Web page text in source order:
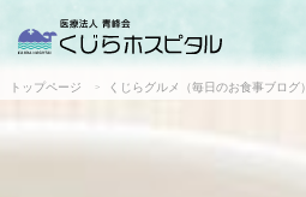
トップページ くじらグルメ（毎日のお食事ブログ）